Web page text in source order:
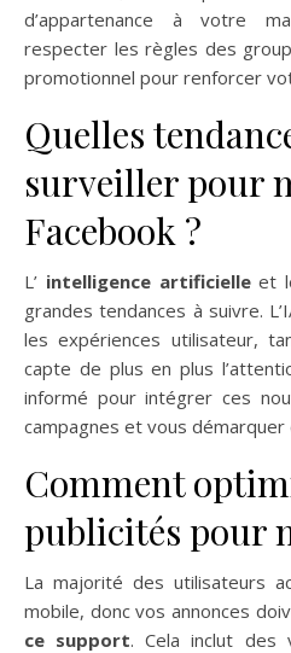
d’appartenance à votre
respecter les règles des
promotionnel pour renforcer
Quelles
surveiller pour
Facebook ?
L’ intelligence artificielleet
grandes tendances à suivre.
les expériences utilisateur,
capte de plus en plus
informé pour intégrer ces
campagnes et vous démarquer
Comment
publicités pour
La majorité des utilisateurs
mobile, donc vos annonces
ce support. Cela inclut des